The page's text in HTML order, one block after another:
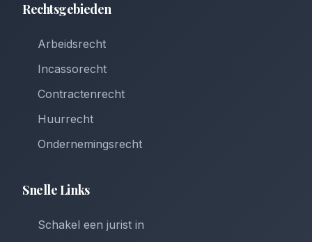
Rechtsgebieden
Arbeidsrecht
Incassorecht
Contractenrecht
Huurrecht
Ondernemingsrecht
Snelle Links
Schakel een jurist in